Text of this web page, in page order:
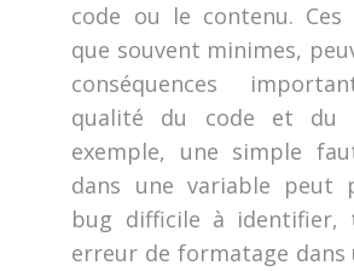
code ou le contenu.
que souvent minimes,
conséquences
qualité du code et du
exemple, une simple
dans une variable peut
bug difficile à identifier,
erreur de formatage